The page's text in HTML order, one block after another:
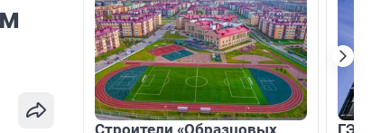
Строители «Образцовых
ГЭС,